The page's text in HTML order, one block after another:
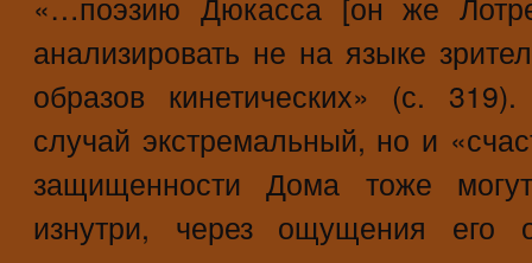
анализировать не на языке
образов кинетических» (с.
случай экстремальный, но и
защищенности Дома тоже
изнутри, через ощущения его